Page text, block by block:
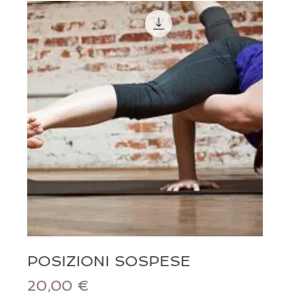
POSIZIONI SOSPESE
Prezzo
20,00 €